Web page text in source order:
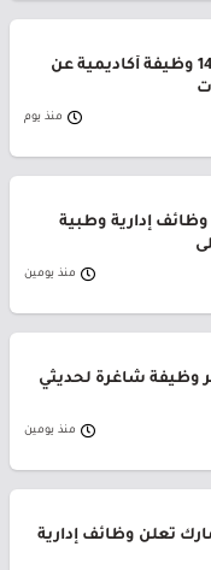
جامعة القصيم تعلن طرح 147 وظيفة أكاديمية عن
منذ يوم
إدارية وطبية
منذ يومين
وظيفة شاغرة لحديثي
منذ يومين
تعلن وظائف إدارية